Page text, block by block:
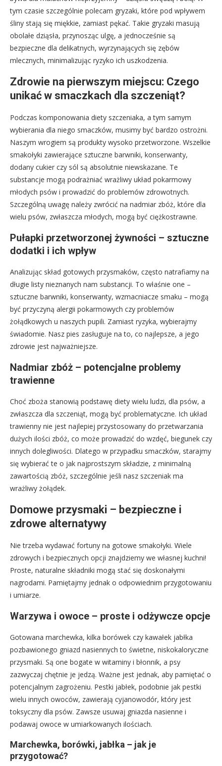
tym czasie szczególnie polecam gryzaki, które pod wpływem
śliny stają się miękkie, zamiast pękać. Takie gryzaki masują
obolałe dziąsła, przynosząc ulgę, a jednocześnie są
bezpieczne dla delikatnych, wyrzynających się zębów
mlecznych, minimalizując ryzyko ich uszkodzenia.
Zdrowie na pierwszym miejscu: Czego
unikać w smaczkach dla szczeniąt?
Podczas komponowania diety szczeniaka, a tym samym
wybierania dla niego smaczków, musimy być bardzo ostrożni.
Naszym wrogiem są produkty wysoko przetworzone. Wszelkie
smakołyki zawierające sztuczne barwniki, konserwanty,
dodany cukier czy sól są absolutnie niewskazane. Te
substancje mogą podrażniać wrażliwy układ pokarmowy
młodych psów i prowadzić do problemów zdrowotnych.
Szczególną uwagę należy zwrócić na nadmiar zbóż, które dla
wielu psów, zwłaszcza młodych, mogą być ciężkostrawne.
Pułapki przetworzonej żywności – sztuczne
dodatki i ich wpływ
Analizując skład gotowych przysmaków, często natrafiamy na
długie listy nieznanych nam substancji. To właśnie one –
sztuczne barwniki, konserwanty, wzmacniacze smaku – mogą
być przyczyną alergii pokarmowych czy problemów
żołądkowych u naszych pupili. Zamiast ryzyka, wybierajmy
świadomie. Nasz pies zasługuje na to, co najlepsze, a jego
zdrowie jest najważniejsze.
Nadmiar zbóż – potencjalne problemy
trawienne
Choć zboża stanowią podstawę diety wielu ludzi, dla psów, a
zwłaszcza dla szczeniąt, mogą być problematyczne. Ich układ
trawienny nie jest najlepiej przystosowany do przetwarzania
dużych ilości zbóż, co może prowadzić do wzdęć, biegunek czy
innych dolegliwości. Dlatego w przypadku smaczków, starajmy
się wybierać te o jak najprostszym składzie, z minimalną
zawartością zbóż, szczególnie jeśli nasz szczeniak ma
wrażliwy żołądek.
Domowe przysmaki – bezpieczne i
zdrowe alternatywy
Nie trzeba wydawać fortuny na gotowe smakołyki. Wiele
zdrowych i bezpiecznych opcji znajdziemy we własnej kuchni!
Proste, naturalne składniki mogą stać się doskonałymi
nagrodami. Pamiętajmy jednak o odpowiednim przygotowaniu
i umiarze.
Warzywa i owoce – proste i odżywcze opcje
Gotowana marchewka, kilka borówek czy kawałek jabłka
pozbawionego gniazd nasiennych to świetne, niskokaloryczne
przysmaki. Są one bogate w witaminy i błonnik, a psy
zazwyczaj chętnie je jedzą. Ważne jest jednak, aby pamiętać o
potencjalnym zagrożeniu. Pestki jabłek, podobnie jak pestki
wielu innych owoców, zawierają cyjanowodór, który jest
toksyczny dla psów. Zawsze usuwaj gniazda nasienne i
podawaj owoce w umiarkowanych ilościach.
Marchewka, borówki, jabłka – jak je
przygotować?